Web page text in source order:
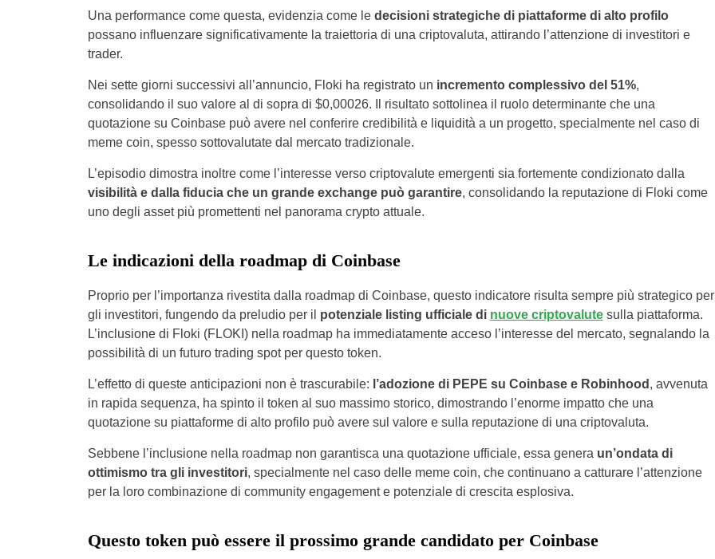
Una performance come questa, evidenzia come le decisioni strategiche di piattaforme di alto profilo
possano influenzare significativamente la traiettoria di una criptovaluta, attirando l’attenzione di investitori e
trader.
Nei sette giorni successivi all’annuncio, Floki ha registrato un incremento complessivo del 51%,
consolidando il suo valore al di sopra di $0,00026. Il risultato sottolinea il ruolo determinante che una
quotazione su Coinbase può avere nel conferire credibilità e liquidità a un progetto, specialmente nel caso di
meme coin, spesso sottovalutate dal mercato tradizionale.
L’episodio dimostra inoltre come l’interesse verso criptovalute emergenti sia fortemente condizionato dalla
visibilità e dalla fiducia che un grande exchange può garantire, consolidando la reputazione di Floki come
uno degli asset più promettenti nel panorama crypto attuale.
Le indicazioni della roadmap di Coinbase
Proprio per l’importanza rivestita dalla roadmap di Coinbase, questo indicatore risulta sempre più strategico per
gli investitori, fungendo da preludio per il potenziale listing ufficiale di nuove criptovalutesulla piattaforma.
L’inclusione di Floki (FLOKI) nella roadmap ha immediatamente acceso l’interesse del mercato, segnalando la
possibilità di un futuro trading spot per questo token.
L’effetto di queste anticipazioni non è trascurabile: l’adozione di PEPE su Coinbase e Robinhood , avvenuta
in rapida sequenza, ha spinto il token al suo massimo storico, dimostrando l’enorme impatto che una
quotazione su piattaforme di alto profilo può avere sul valore e sulla reputazione di una criptovaluta.
Sebbene l’inclusione nella roadmap non garantisca una quotazione ufficiale, essa genera un’ondata di
ottimismo tra gli investitori, specialmente nel caso delle meme coin, che continuano a catturare l’attenzione
per la loro combinazione di community engagement e potenziale di crescita esplosiva.
Questo token può essere il prossimo grande candidato per Coinbase